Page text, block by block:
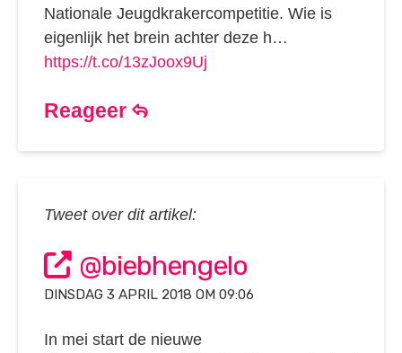
Nationale Jeugdkrakercompetitie. Wie is
eigenlijk het brein achter deze h…
https://t.co/13zJoox9Uj
Reageer
Tweet over dit artikel:
@biebhengelo
DINSDAG 3 APRIL 2018 OM 09:06
In mei start de nieuwe